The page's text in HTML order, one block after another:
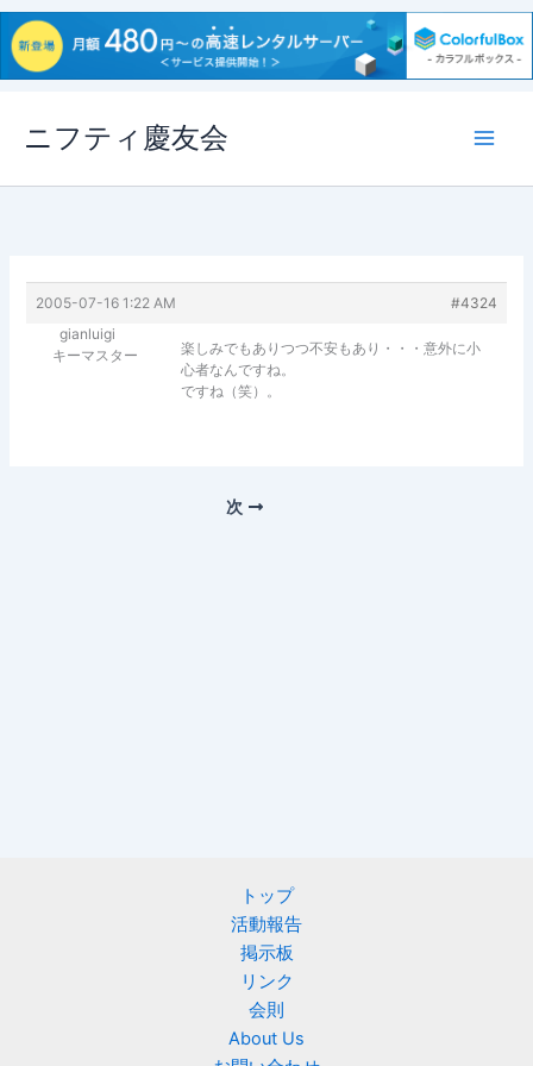
ス
ニフティ慶友会
2005-07-16 1:22 AM
#4324
gianluigi
キーマスター
楽しみでもありつつ不安もあり・・・意外に小
心者なんですね。
ですね（笑）。
次
トップ
活動報告
掲示板
リンク
会則
About Us